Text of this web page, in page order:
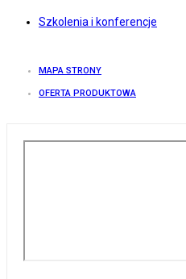
Szkolenia i konferencje
MAPA STRONY
OFERTA PRODUKTOWA